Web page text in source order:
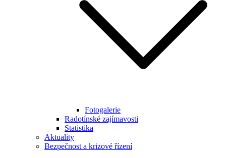
Fotogalerie
Radotínské zajímavosti
Statistika
Aktuality
Bezpečnost a krizové řízení